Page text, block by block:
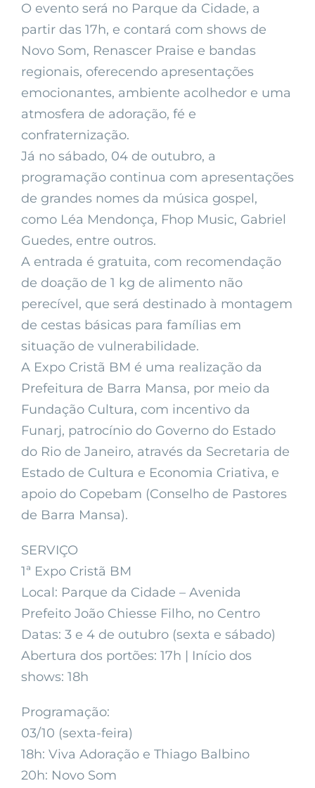
O evento será no Parque da Cidade, a
partir das 17h, e contará com shows de
Novo Som, Renascer Praise e bandas
regionais, oferecendo apresentações
emocionantes, ambiente acolhedor e uma
atmosfera de adoração, fé e
confraternização.
Já no sábado, 04 de outubro, a
programação continua com apresentações
de grandes nomes da música gospel,
como Léa Mendonça, Fhop Music, Gabriel
Guedes, entre outros.
A entrada é gratuita, com recomendação
de doação de 1 kg de alimento não
perecível, que será destinado à montagem
de cestas básicas para famílias em
situação de vulnerabilidade.
A Expo Cristã BM é uma realização da
Prefeitura de Barra Mansa, por meio da
Fundação Cultura, com incentivo da
Funarj, patrocínio do Governo do Estado
do Rio de Janeiro, através da Secretaria de
Estado de Cultura e Economia Criativa, e
apoio do Copebam (Conselho de Pastores
de Barra Mansa).
SERVIÇO
1ª Expo Cristã BM
Local: Parque da Cidade – Avenida
Prefeito João Chiesse Filho, no Centro
Datas: 3 e 4 de outubro (sexta e sábado)
Abertura dos portões: 17h | Início dos
shows: 18h
Programação:
03/10 (sexta-feira)
18h: Viva Adoração e Thiago Balbino
20h: Novo Som